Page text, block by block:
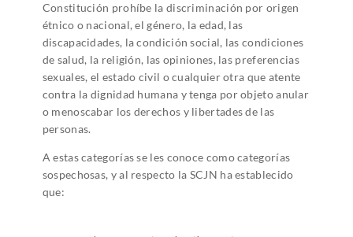
Constitución prohíbe la discriminación por origen
étnico o nacional, el género, la edad, las
discapacidades, la condición social, las condiciones
de salud, la religión, las opiniones, las preferencias
sexuales, el estado civil o cualquier otra que atente
contra la dignidad humana y tenga por objeto anular
o menoscabar los derechos y libertades de las
personas.
A estas categorías se les conoce como categorías
sospechosas, y al respecto la SCJN ha establecido
que: